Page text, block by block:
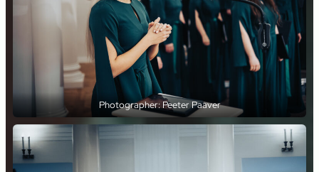
Photographer: Peeter Paaver